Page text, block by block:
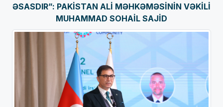
ƏSASDIR”: PAKİSTAN ALİ MƏHKƏMƏSİNİN VƏKİLİ
MUHAMMAD SOHAİL SAJİD